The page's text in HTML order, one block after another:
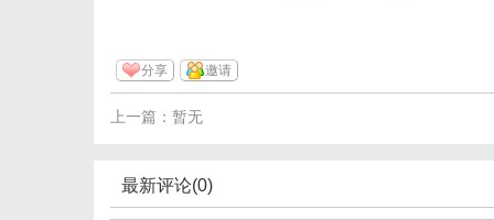
分享 邀请
上一篇：暂无
最新评论(0)